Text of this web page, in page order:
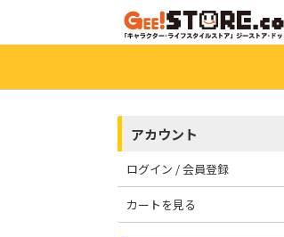
アカウント
ログイン / 会員登録
カートを見る